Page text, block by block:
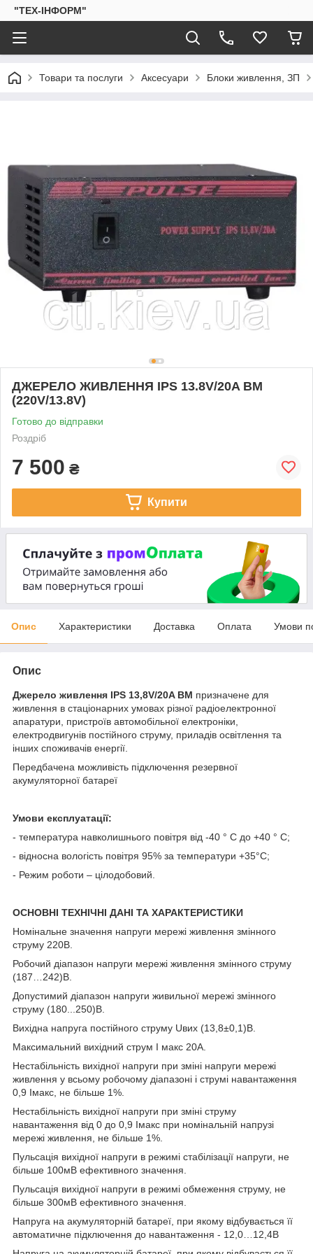
"ТЕХ-ІНФОРМ"
Товари та послуги Аксесуари Блоки живлення, ЗП
ДЖЕРЕЛО ЖИВЛЕННЯ IPS 13.8V/20A BM
(220V/13.8V)
Готово до відправки
Роздріб
7 500 ₴
Купити
Опис Характеристики Доставка Оплата Умови
Опис
Джерело живлення IPS 13,8V/20A ВМ призначене для
живлення в стаціонарних умовах різної радіоелектронної
апаратури, пристроїв автомобільної електроніки,
електродвигунів постійного струму, приладів освітлення та
інших споживачів енергії.
Передбачена можливість підключення резервної
акумуляторної батареї
Умови експлуатації:
- температура навколишнього повітря від -40 ° С до +40 ° С;
- відносна вологість повітря 95% за температури +35°С;
- Режим роботи – цілодобовий.
ОСНОВНІ ТЕХНІЧНІ ДАНІ ТА ХАРАКТЕРИСТИКИ
Номінальне значення напруги мережі живлення змінного
струму 220В.
Робочий діапазон напруги мережі живлення змінного струму
(187…242)В.
Допустимий діапазон напруги живильної мережі змінного
струму (180...250)В.
Вихідна напруга постійного струму Uвих (13,8±0,1)В.
Максимальний вихідний струм I макс 20А.
Нестабільність вихідної напруги при зміні напруги мережі
живлення у всьому робочому діапазоні і струмі навантаження
0,9 Iмакс, не більше 1%.
Нестабільність вихідної напруги при зміні струму
навантаження від 0 до 0,9 Iмакс при номінальній напрузі
мережі живлення, не більше 1%.
Пульсація вихідної напруги в режимі стабілізації напруги, не
більше 100мВ ефективного значення.
Пульсація вихідної напруги в режимі обмеження струму, не
більше 300мВ ефективного значення.
Напруга на акумуляторній батареї, при якому відбувається її
автоматичне підключення до навантаження - 12,0…12,4В